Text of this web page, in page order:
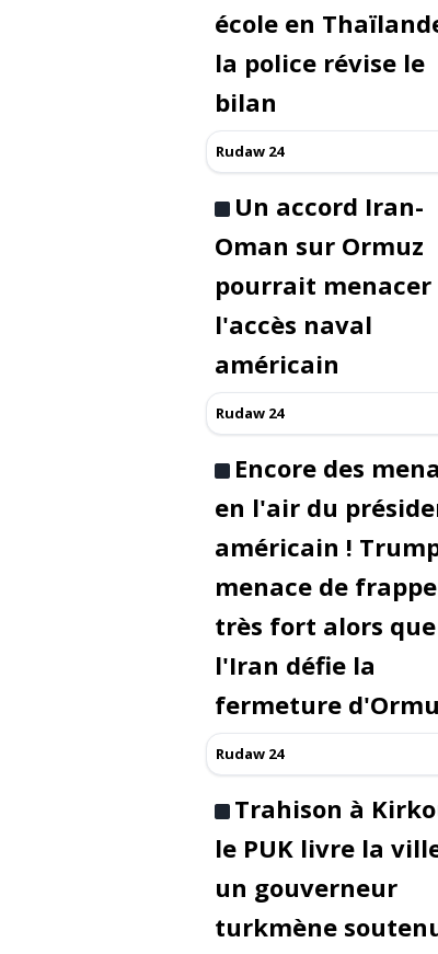
école en
la police révise le
bilan
Rudaw 24
Un accord Iran-
Oman sur Ormuz
pourrait menacer
l'accès naval
américain
Rudaw 24
Encore des
en l'air du
américain !
menace de
très fort alors que
l'Iran défie la
fermeture
Rudaw 24
Trahison à
le PUK livre la
un gouverneur
turkmène